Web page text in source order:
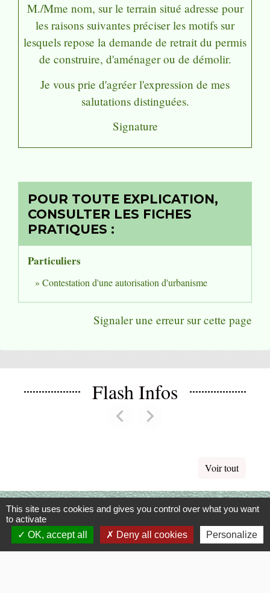
M./Mme nom, sur le terrain situé adresse pour
les raisons suivantes préciser les motifs sur
lesquels repose la demande de retrait du permis
de construire, d'aménager ou de démolir.
Je vous prie d'agréer l'expression de mes
salutations distinguées.
Signature
POUR TOUTE EXPLICATION,
CONSULTER LES FICHES
PRATIQUES :
Particuliers
Contestation d'une autorisation d'urbanisme
Signaler une erreur sur cette page
Flash Infos
chevron_leftPreviouschevron_rightNext
Voir tout
La Mairie
Commune de Fouquerolles
2, Grande Rue
This site uses cookies and gives you control over what you want
to activate
OK, accept all
Deny all cookies Personalize